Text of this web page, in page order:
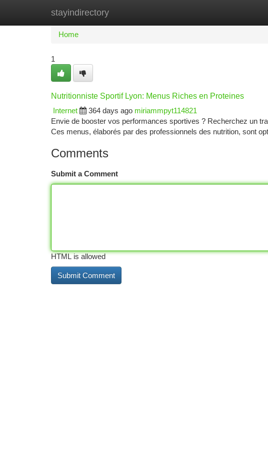
stayindirectory
Home New Site Listings
Home
1
Nutritionniste Sportif Lyon: Menus Riches en Proteines
Internet
364 days ago miriammpyt114821
Envie de booster vos performances sportives ? Recherchez un
Ces menus, élaborés par des professionnels des nutrition, sont
Comments
Submit a Comment
HTML is allowed